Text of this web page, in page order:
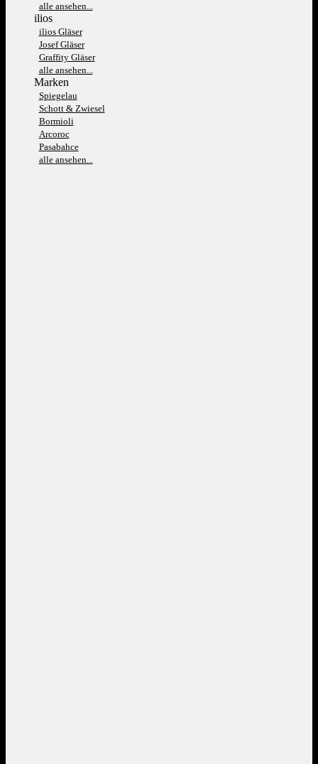
alle ansehen...
ilios
ilios Gläser
Josef Gläser
Graffity Gläser
alle ansehen...
Marken
Spiegelau
Schott & Zwiesel
Bormioli
Arcoroc
Pasabahce
alle ansehen...